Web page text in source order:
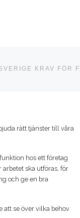
KRAV FÖR
rätt tjänster till våra
hos ett företag
ska utföras, för
och ge en bra
att se över vilka behov